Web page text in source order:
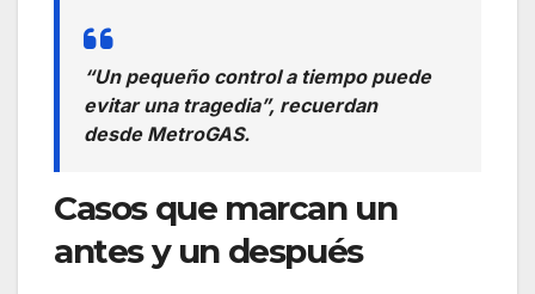
“Un pequeño control a tiempo puede
evitar una tragedia”, recuerdan
desde MetroGAS.
Casos que marcan un
antes y un después